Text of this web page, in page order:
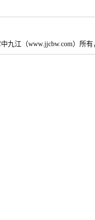
九江（www.jjcbw.com）所有